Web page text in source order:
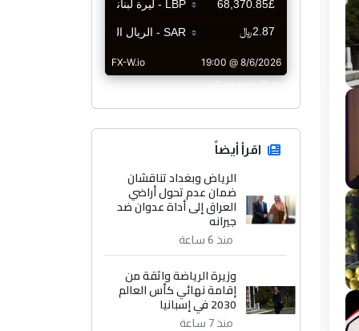
CurrencyRate
اقرأ أيضاً
الرياض وبغداد تناقشان
ضمان عدم تحول أراضي
العراق إلى أداة عدوان ضد
جيرانه
منذ 6 ساعة
وزيرة الرياضة واثقة من
إقامة نهائي كأس العالم
2030 في إسبانيا
منذ 7 ساعة